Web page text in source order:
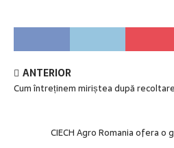
ANTERIOR
Cum întreținem miriștea după
CIECH Agro Romania ofera